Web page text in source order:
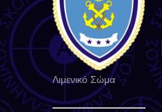
Λιμενικό Σώμα